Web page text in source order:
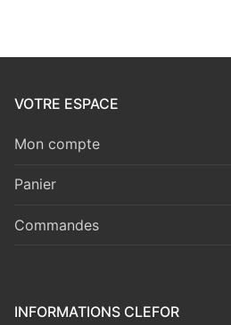
VOTRE ESPACE
Mon compte
Panier
Commandes
INFORMATIONS CLEFOR